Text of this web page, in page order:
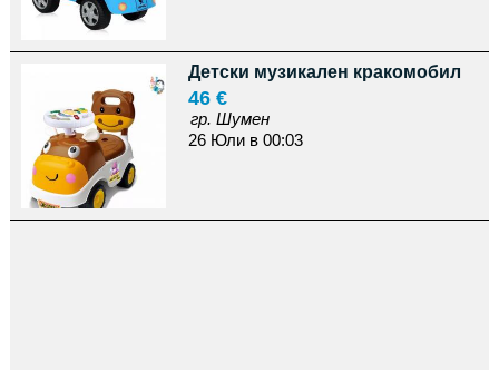
Детски музикален кракомобил
46 €
гр. Шумен
26 Юли в 00:03